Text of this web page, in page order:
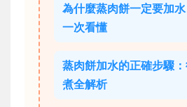
為什麼蒸肉餅一定要加
一次看懂
蒸肉餅加水的正確步驟
煮全解析